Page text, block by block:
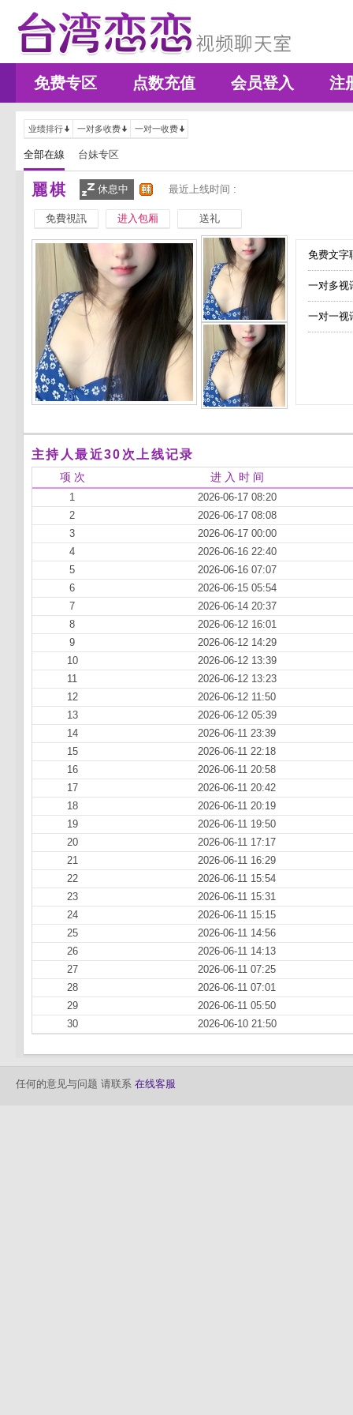
免费专区 点数充值 会员登入 注
业绩排行 一对多收费 一对一收费
全部在線 台妹专区
麗棋 休息中 最近上线时间 :
免費視訊 进入包厢 送礼
免费文
一对多
一对一
主持人最近30次上线记录
项 次 进 入 时 间
1
2026-06-17 08:20
2
2026-06-17 08:08
3
2026-06-17 00:00
4
2026-06-16 22:40
5
2026-06-16 07:07
6
2026-06-15 05:54
7
2026-06-14 20:37
8
2026-06-12 16:01
9
2026-06-12 14:29
10
2026-06-12 13:39
11
2026-06-12 13:23
12
2026-06-12 11:50
13
2026-06-12 05:39
14
2026-06-11 23:39
15
2026-06-11 22:18
16
2026-06-11 20:58
17
2026-06-11 20:42
18
2026-06-11 20:19
19
2026-06-11 19:50
20
2026-06-11 17:17
21
2026-06-11 16:29
22
2026-06-11 15:54
23
2026-06-11 15:31
24
2026-06-11 15:15
25
2026-06-11 14:56
26
2026-06-11 14:13
27
2026-06-11 07:25
28
2026-06-11 07:01
29
2026-06-11 05:50
30
2026-06-10 21:50
任何的意见与问题 请联系 在线客服